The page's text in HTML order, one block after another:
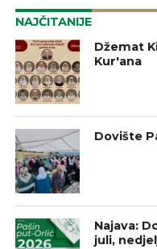
NAJČITANIJE
Džemat
Kur'ana
Dovište
Najava:
juli,